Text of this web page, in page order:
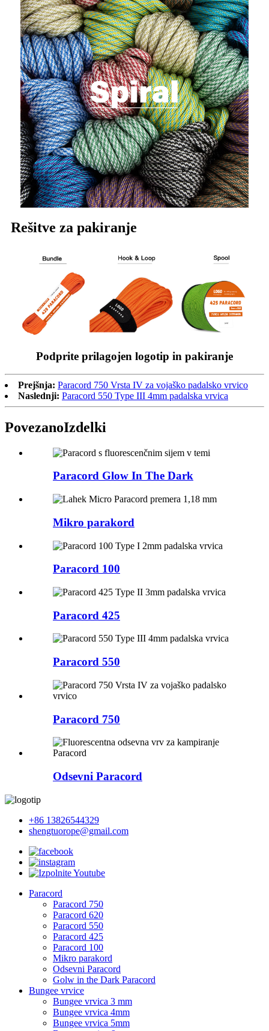
Rešitve za pakiranje
Podprite prilagojen logotip in pakiranje
Prejšnja: Paracord 750 Vrsta IV za vojaško padalsko vrvico
Naslednji: Paracord 550 Type III 4mm padalska vrvica
PovezanoIzdelki
Paracord Glow In The Dark
Mikro parakord
Paracord 100
Paracord 425
Paracord 550
Paracord 750
Odsevni Paracord
+86 13826544329
shengtuorope@gmail.com
Paracord
Paracord 750
Paracord 620
Paracord 550
Paracord 425
Paracord 100
Mikro parakord
Odsevni Paracord
Golw in the Dark Paracord
Bungee vrvice
Bungee vrvica 3 mm
Bungee vrvica 4mm
Bungee vrvica 5mm